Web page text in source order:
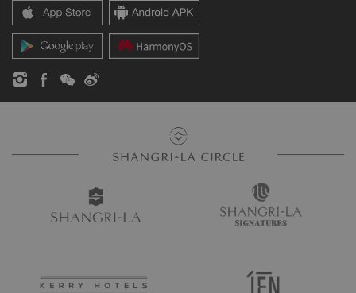
Résidences
Contactez-nous
Actualités